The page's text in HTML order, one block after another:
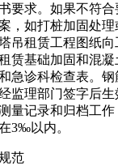
要求。如果不符
，如打桩加固处
吊租赁工程图纸
赁基础加固和混
急诊科检查表。
监理部门签字后
量记录和归档工
3‰以内。
范